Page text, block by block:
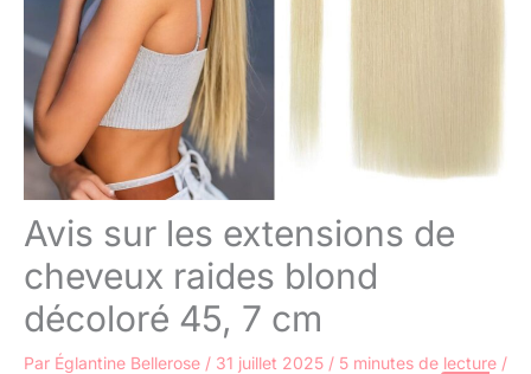
Avis sur les extensions de
cheveux raides blond
décoloré 45, 7 cm
Par Églantine Bellerose / 31 juillet 2025 / 5 minutes de lecture /